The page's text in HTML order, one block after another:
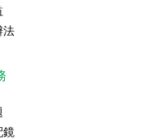
法
鏡